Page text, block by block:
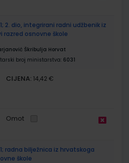
1; 2. dio, integrirani radni udžbenik iz
razred osnovne škole
Škribulja Horvat
broj ministarstva: 6031
CIJENA: 14,42 €
Omot
1; radna bilježnica iz hrvatskoga
škole